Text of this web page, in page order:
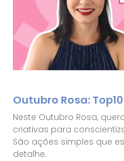
Outubro Rosa:
Neste Outubro Rosa,
criativas para
São ações simples que
detalhe.